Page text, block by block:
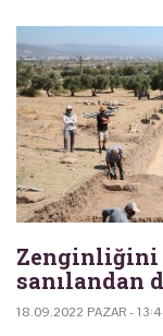
Zenginliğini
sanılandan
18.09.2022 PAZAR -